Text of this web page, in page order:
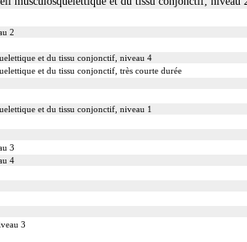
2
et du tissu conjonctif, niveau 4
et du tissu conjonctif, très courte durée
et du tissu conjonctif, niveau 1
3
4
3